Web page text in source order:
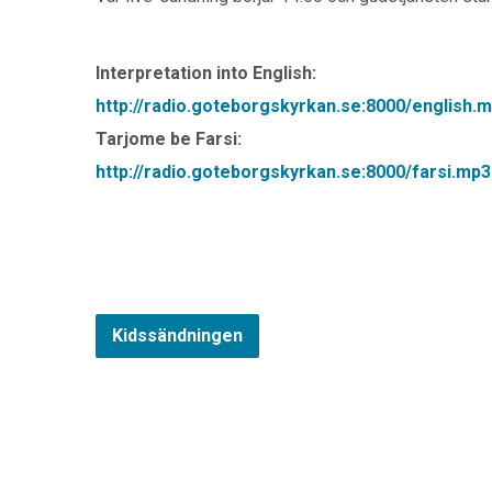
Interpretation into English:
http://radio.goteborgskyrkan.se:8000/
Tarjome be Farsi:
http://radio.goteborgskyrkan.se:8000/farsi.mp3
Kidssändningen